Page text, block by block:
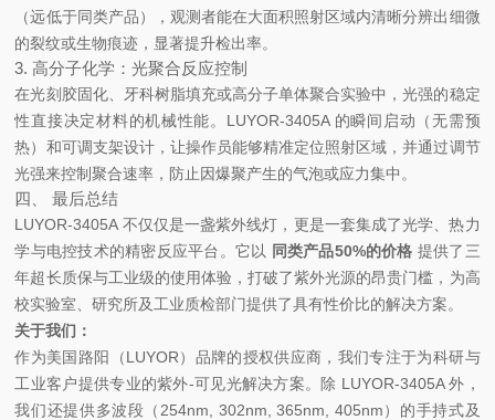
（远低于同类产品），观测者能在大面积照射区域内清晰分辨出细微
的裂纹或生物痕迹，显著提升检出率。
3. 高分子化学：光聚合反应控制
在光刻胶固化、牙科树脂填充或高分子单体聚合实验中，光强的稳定
性直接决定材料的机械性能。LUYOR-3405A 的瞬间启动（无需预
热）和可调支架设计，让操作员能够精准定位照射区域，并通过调节
光强来控制聚合速率，防止因爆聚产生的气泡或应力集中。
四、 最后总结
LUYOR-3405A 不仅仅是一盏紫外线灯，更是一套集成了光学、热力
学与电控技术的精密反应平台。它以 同类产品50%的价格 提供了三
年超长质保与工业级的使用体验，打破了紫外光源的昂贵门槛，为高
校实验室、研究所及工业质检部门提供了具有性价比的解决方案。
关于我们：
作为美国路阳（LUYOR）品牌的授权供应商，我们专注于为科研与
工业客户提供专业的紫外-可见光解决方案。除 LUYOR-3405A 外，
我们还提供多波段（254nm, 302nm, 365nm, 405nm）的手持式及